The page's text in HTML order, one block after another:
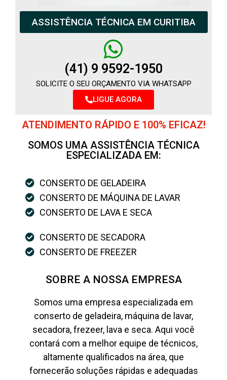
ASSISTÊNCIA TÉCNICA EM CURITIBA
(41) 9 9592-1950
SOLICITE O SEU ORÇAMENTO VIA WHATSAPP
LIGUE AGORA
ATENDIMENTO RÁPIDO E 100% EFICAZ!
SOMOS UMA ASSISTÊNCIA TÉCNICA
ESPECIALIZADA EM:
CONSERTO DE GELADEIRA
CONSERTO DE MÁQUINA DE LAVAR
CONSERTO DE LAVA E SECA
CONSERTO DE SECADORA
CONSERTO DE FREEZER
SOBRE A NOSSA EMPRESA
Somos uma empresa especializada em
conserto de geladeira, máquina de lavar,
secadora, frezeer, lava e seca. Aqui você
contará com a melhor equipe de técnicos,
altamente qualificados na área, que
fornecerão soluções rápidas e adequadas